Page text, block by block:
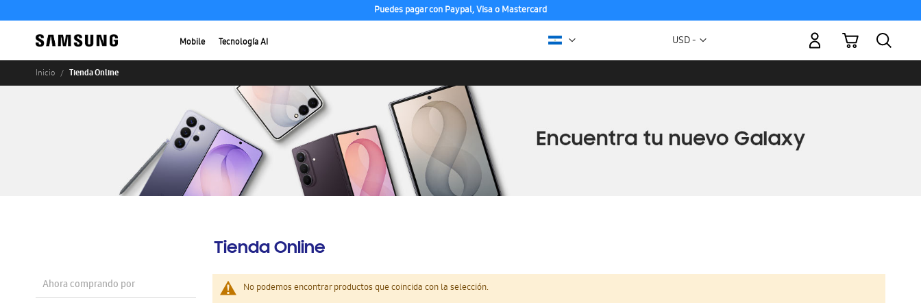
Puedes pagar con Paypal, Visa o Mastercard
Mobile Tecnología AI Moneda
USD -
Mi carrito
Inicio Tienda Online
Tienda Online
No podemos encontrar productos que coincida con la selección.
Ahora comprando por